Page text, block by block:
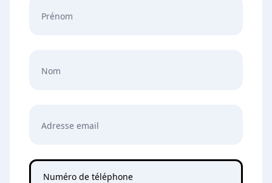
Prénom
Nom
Adresse email
Numéro de téléphone